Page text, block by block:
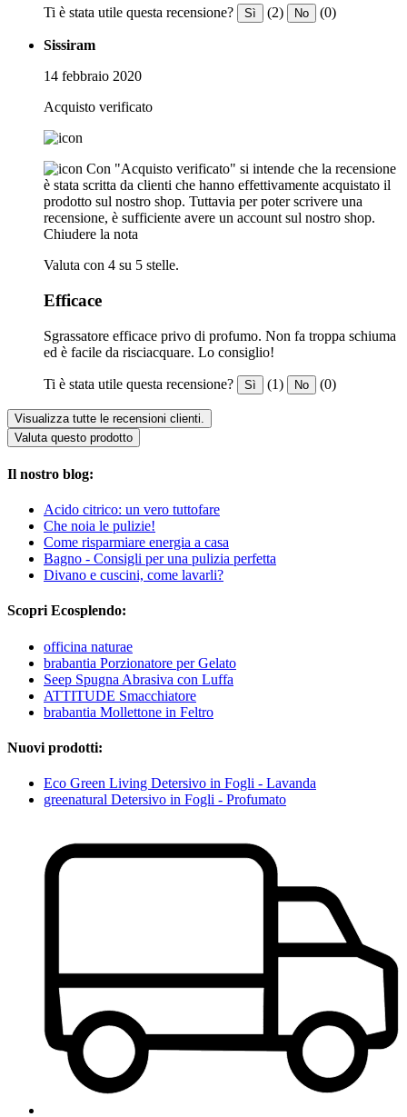
Ti è stata utile questa recensione? Sì (2) No (0)
Sissiram
14 febbraio 2020
Acquisto verificato
Con "Acquisto verificato" si intende che la recensione
è stata scritta da clienti che hanno effettivamente acquistato il
prodotto sul nostro shop. Tuttavia per poter scrivere una
recensione, è sufficiente avere un account sul nostro shop.
Chiudere la nota
Valuta con 4 su 5 stelle.
Efficace
Sgrassatore efficace privo di profumo. Non fa troppa schiuma
ed è facile da risciacquare. Lo consiglio!
Ti è stata utile questa recensione? Sì (1) No (0)
Visualizza tutte le recensioni clienti.
Valuta questo prodotto
Il nostro blog:
Acido citrico: un vero tuttofare
Che noia le pulizie!
Come risparmiare energia a casa
Bagno - Consigli per una pulizia perfetta
Divano e cuscini, come lavarli?
Scopri Ecosplendo:
officina naturae
brabantia Porzionatore per Gelato
Seep Spugna Abrasiva con Luffa
ATTITUDE Smacchiatore
brabantia Mollettone in Feltro
Nuovi prodotti:
Eco Green Living Detersivo in Fogli - Lavanda
greenatural Detersivo in Fogli - Profumato